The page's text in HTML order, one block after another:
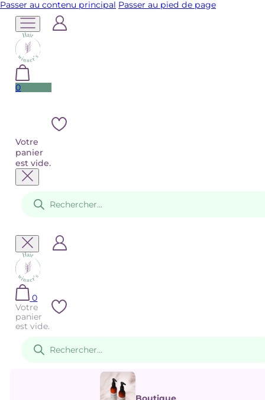
Passer au contenu principal Passer au pied de page
0
Votre
panier
est vide.
produits
0
Votre
panier
est vide.
produits